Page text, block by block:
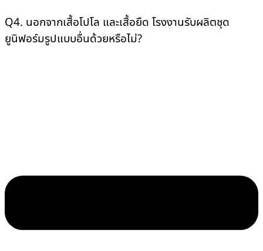
Q4. นอกจากเสื้อโปโล และเสื้อยืด โรงงานรับผลิตชุด
ยูนิฟอร์มรูปแบบอื่นด้วยหรือไม่?